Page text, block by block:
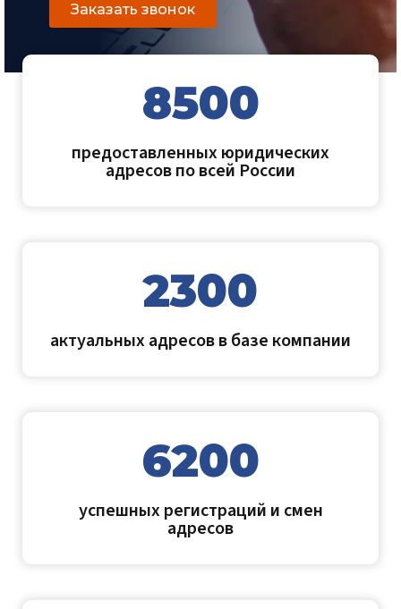
Заказать звонок
8500
предоставленных юридических
адресов по всей России
2300
актуальных адресов в базе компании
6200
успешных регистраций и смен
адресов